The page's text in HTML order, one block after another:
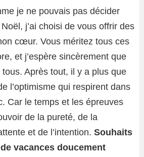
je ne pouvais pas décider
j’ai choisi de vous offrir des
cœur. Vous méritez tous ces
et j’espère sincèrement que
Après tout, il y a plus que
l’optimisme qui respirent dans
Car le temps et les épreuves
de la pureté, de la
et de l’intention. Souhaits
vacances doucement